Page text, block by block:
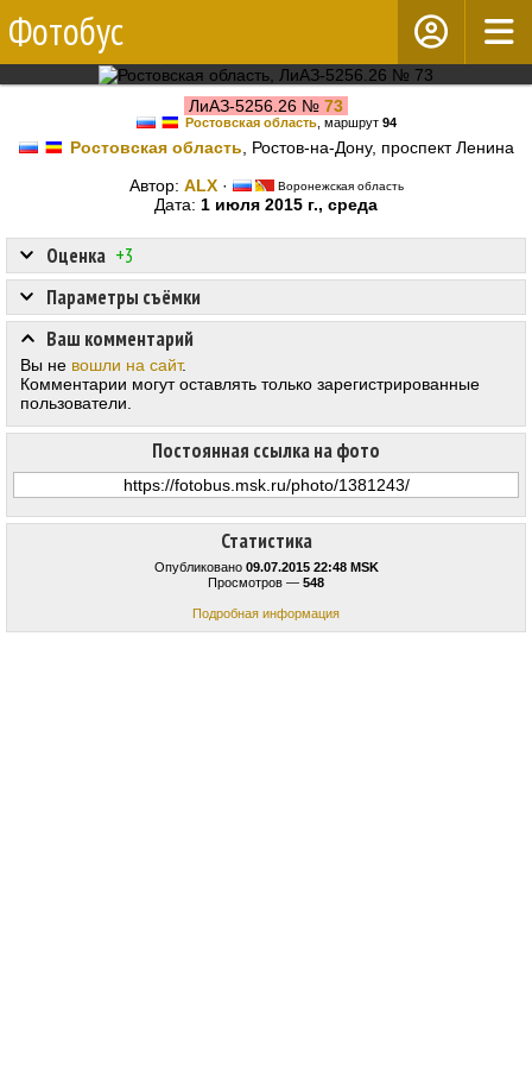
Фотобус
ЛиАЗ-5256.26 № 73
Ростовская область, маршрут 94
Ростовская область , Ростов-на-Дону, проспект Ленина
Автор: ALX· Воронежская область
Дата: 1 июля 2015 г., среда
Статистика
Опубликовано 09.07.2015 22:48 MSK
Просмотров — 548
Подробная информация
Оценка +3
Постоянная ссылка на фото
Параметры съёмки
Ваш комментарий
Вы не вошли на сайт.
Комментарии могут оставлять только зарегистрированные
пользователи.